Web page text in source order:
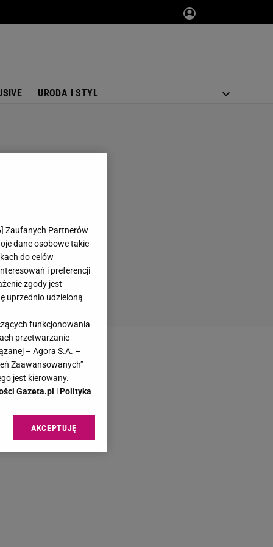
URODA I STYL
] Zaufanych Partnerów
dane osobowe takie
do celów
i preferencji
zgody jest
uprzednio udzieloną
funkcjonowania
przetwarzanie
– Agora S.A. –
Zaawansowanych”
jest kierowany.
Gazeta.pl iPolityka
sp. z o.o., jej
AKCEPTUJĘ